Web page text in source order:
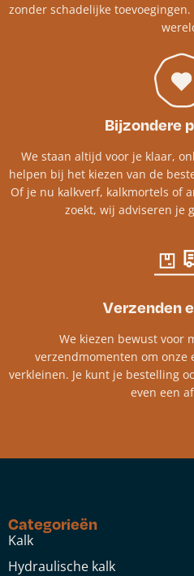
zonder schadelijke
Bijzondere
We staan altijd voor je klaar,
helpen bij het kiezen van de
Of je nu kalkverf, kalkmortels of
zoekt, wij adviseren je
Verzenden
We kiezen bewust voor
verzendmomenten om onze
verkleinen. Je kunt je bestelling
even een
Categorieën
Kalk
Hydraulische kalk